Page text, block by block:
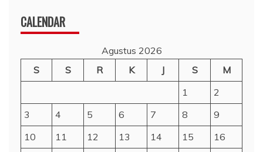
CALENDAR
Agustus 2026
S
S R K J S
M
1
2
3
4 5 6 7 8
9
10
11 12 13 14 15
16